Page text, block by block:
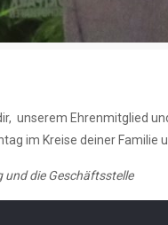
unserem Ehrenmitglied
im Kreise deiner Familie
und die Geschäftsstelle